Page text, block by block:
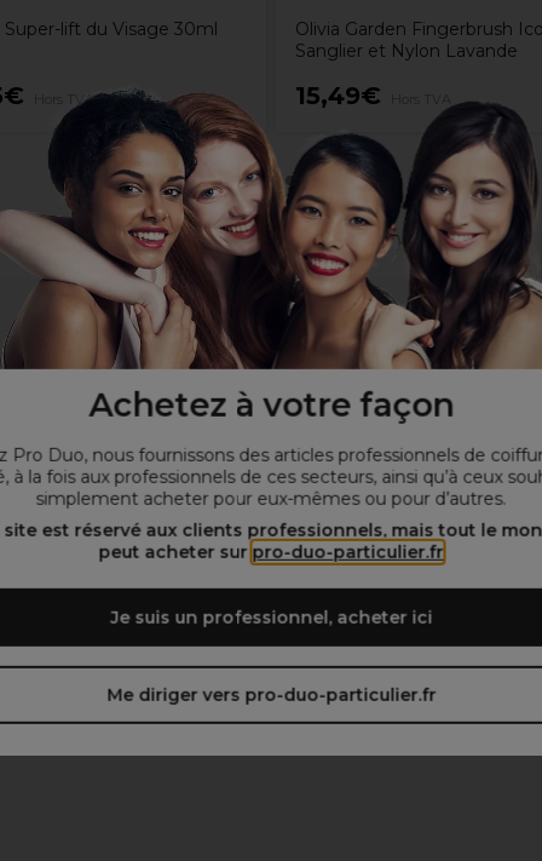
Achetez à votre façon
Pro Duo, nous fournissons des articles professionnels de
à la fois aux professionnels de ces secteurs, ainsi qu’à ceux
simplement acheter pour eux-mêmes ou pour d’autres.
site est réservé aux clients professionnels, mais tout le
peut acheter sur pro-duo-particulier.fr
Je suis un professionnel, acheter ici
Me diriger vers pro-duo-particulier.fr
Super-lift du Visage 30ml
Hors TVA
Olivia Garden Fingerbrush
Sanglier et Nylon Lavande
15,49€